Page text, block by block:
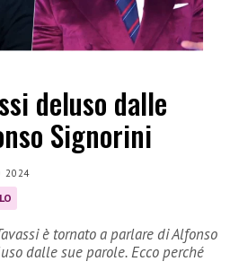
deluso dalle
Signorini
2024
è tornato a parlare di Alfonso
dalle sue parole. Ecco perché